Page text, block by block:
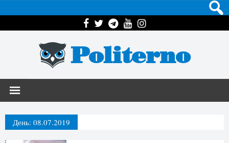
Politerno
День: 08.07.2019